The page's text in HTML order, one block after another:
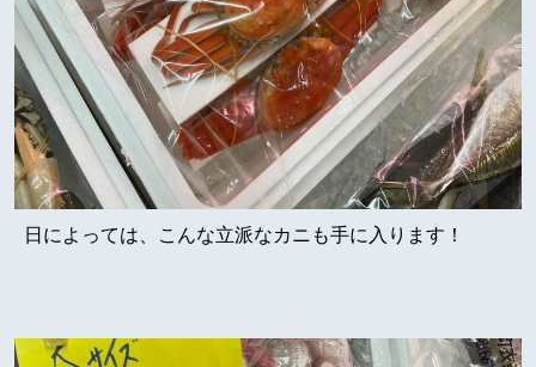
日によっては、こんな立派なカニも手に入ります！